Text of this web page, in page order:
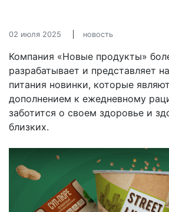
02 июля 2025 новость
Компания «Новые продукты»
разрабатывает и представляет
питания новинки, которые
дополнением к ежедневному
заботится о своем здоровье и
близких.